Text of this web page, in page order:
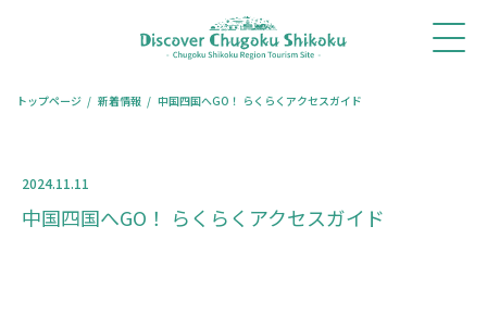
トップページ 新着情報 中国四国へGO！ らくらくアクセスガイド
2024.11.11
中国四国へGO！ らくらくアクセスガイド
体験・
ツアー
モデル
コース
旅コ
ラム
レストラ
ン予約